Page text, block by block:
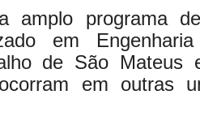
amplo programa
em
de São Mateus
em outras